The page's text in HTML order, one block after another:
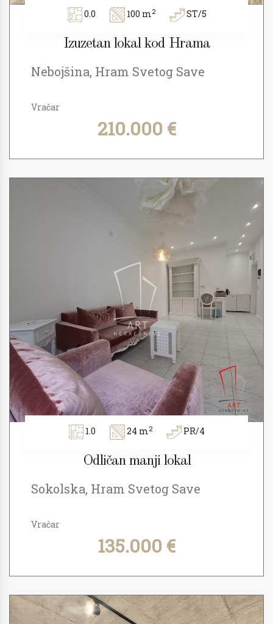
0.0 100 m2 ST/5
Izuzetan lokal kod Hrama
Nebojšina, Hram Svetog Save
Vračar
210.000 €
1.0 24 m2 PR/4
Odličan manji lokal
Sokolska, Hram Svetog Save
Vračar
135.000 €